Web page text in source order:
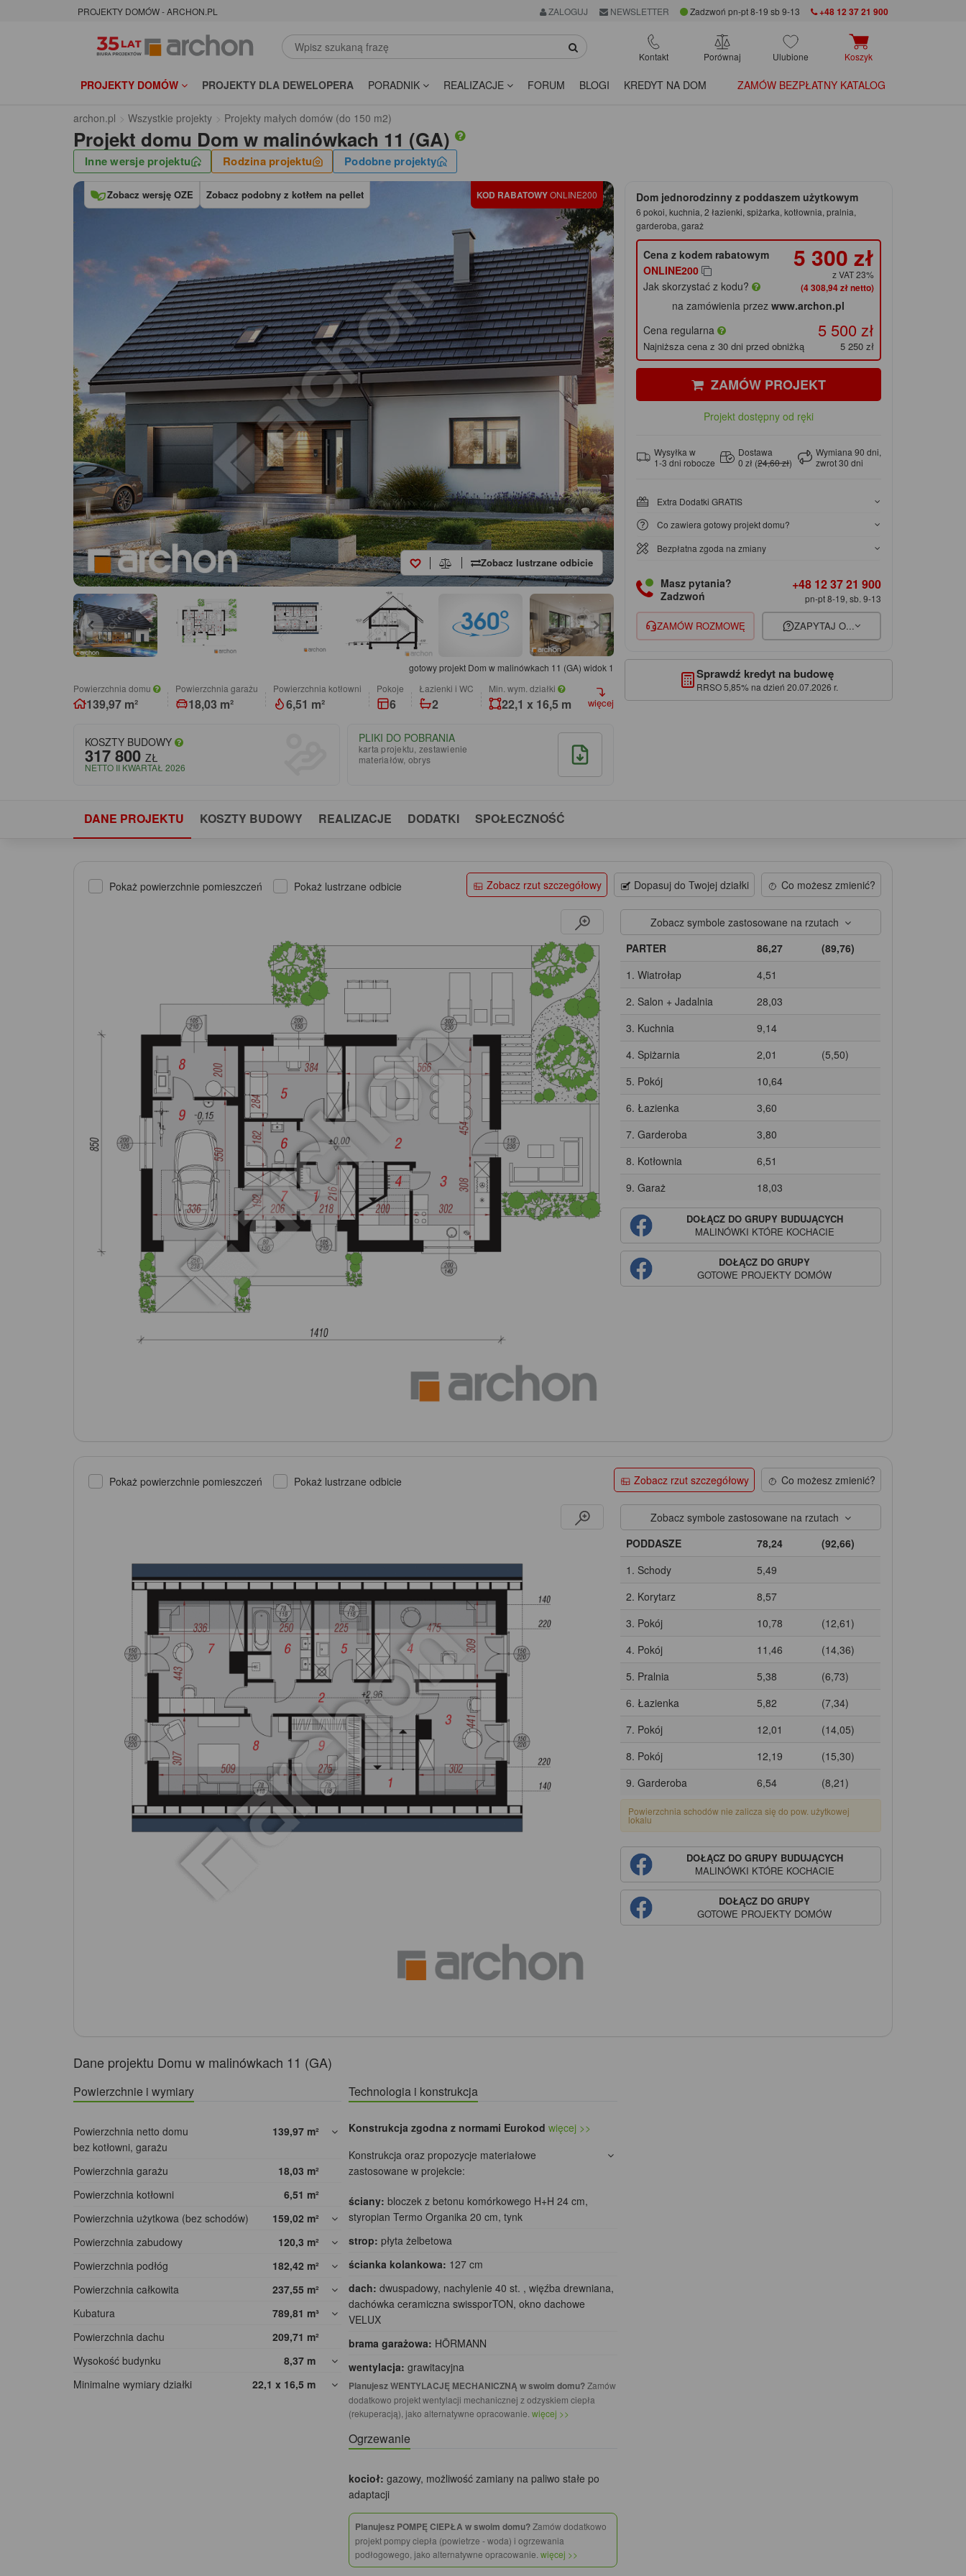
PROJEKTY DOMÓW - ARCHON.PL ZALOGUJ NEWSLETTER Zadzwoń pn-pt 8-19 sb 9-13 +48 12 37 21 900
Kontakt Porównaj Ulubione Koszyk
PROJEKTY DOMÓW PROJEKTY DLA DEWELOPERA PORADNIK REALIZACJE FORUM BLOGI KREDYT NA DOM ZAMÓW BEZPŁATNY KATALOG
archon.pl Wszystkie projekty Projekty małych domów (do 150 m2)
Projekt domu Dom w malinówkach 11 (GA)
Inne wersje projektu Rodzina projektu Podobne projekty
Zobacz wersję OZE Zobacz podobny z kotłem na pellet KOD RABATOWYONLINE200
Zobacz lustrzane odbicie
gotowy projekt Dom w malinówkach 11 (GA) widok 1
Powierzchnia domu
139,97 m²
Powierzchnia garażu
18,03 m²
Powierzchnia kotłowni
6,51 m²
pokoje
6
łazienki i WC
2
Min. wym. działki
22,1 x 16,5 m więcej
KOSZTY BUDOWY
317 800 ZŁ
NETTO II KWARTAŁ 2026
PLIKI DO POBRANIA
karta projektu, zestawienie
materiałów, obrys
Dom jednorodzinny z poddaszem użytkowym
6 pokoi, kuchnia, 2 łazienki, spiżarka, kotłownia, pralnia,
garderoba, garaż
Cena z kodem rabatowym
ONLINE200
Jak skorzystać z kodu?
5 300 zł
z VAT 23%
(4 308,94 zł netto)
na zamówienia przezwww.archon.pl
Cena regularna
5 500 zł
Najniższa cena z 30 dni przed obniżką 5 250 zł
ZAMÓW PROJEKT
Projekt dostępny od ręki
Wysyłka w
1-3 dni robocze
Dostawa
0 zł (24,60 zł)
Wymiana 90 dni,
zwrot 30 dni
Extra Dodatki GRATIS
Co zawiera gotowy projekt domu?
Bezpłatna zgoda na zmiany
Masz pytania?
Zadzwoń
+48 12 37 21 900
pn-pt 8-19, sb. 9-13
ZAMÓW ROZMOWĘ ZAPYTAJ O...
Sprawdź kredyt na budowę
RRSO 5,85% na dzień 20.07.2026 r.
DANE PROJEKTU KOSZTY BUDOWY REALIZACJE DODATKI SPOŁECZNOŚĆ
Pokaż powierzchnie pomieszczeń Pokaż lustrzane odbicie Zobacz rzut szczegółowy Dopasuj do Twojej działki Co możesz zmienić?
Zobacz symbole zastosowane na rzutach
PARTER
86,27
(89,76)
1. Wiatrołap
4,51
2. Salon + Jadalnia
28,03
3. Kuchnia
9,14
4. Spiżarnia
2,01
(5,50)
5. Pokój
10,64
6. Łazienka
3,60
7. Garderoba
3,80
8. Kotłownia
6,51
9. Garaż
18,03
DOŁĄCZ DO GRUPY BUDUJĄCYCH
MALINÓWKI KTÓRE KOCHACIE
DOŁĄCZ DO GRUPY
GOTOWE PROJEKTY DOMÓW
Pokaż powierzchnie pomieszczeń Pokaż lustrzane odbicie Zobacz rzut szczegółowy Co możesz zmienić?
Zobacz symbole zastosowane na rzutach
PODDASZE
78,24
(92,66)
1. Schody
5,49
2. Korytarz
8,57
3. Pokój
10,78
(12,61)
4. Pokój
11,46
(14,36)
5. Pralnia
5,38
(6,73)
6. Łazienka
5,82
(7,34)
7. Pokój
12,01
(14,05)
8. Pokój
12,19
(15,30)
9. Garderoba
6,54 (8,21)
Powierzchnia schodów nie zalicza się do pow. użytkowej
lokalu
DOŁĄCZ DO GRUPY BUDUJĄCYCH
MALINÓWKI KTÓRE KOCHACIE
DOŁĄCZ DO GRUPY
GOTOWE PROJEKTY DOMÓW
Dane projektu Domu w malinówkach 11 (GA)
Powierzchnie i wymiary
Powierzchnia netto domu
bez kotłowni, garażu
139,97 m²
Powierzchnia garażu 18,03 m²
Powierzchnia kotłowni
6,51 m²
Powierzchnia użytkowa (bez schodów)
159,02 m²
Powierzchnia zabudowy
120,3 m²
Powierzchnia podłóg
182,42 m²
Powierzchnia całkowita
237,55 m²
Kubatura
789,81 m³
Powierzchnia dachu
209,71 m²
Wysokość budynku
8,37 m
Minimalne wymiary działki
22,1 x 16,5 m
Technologia i konstrukcja
Konstrukcja zgodna z normami Eurokod więcej >>
Konstrukcja oraz propozycje materiałowe
zastosowane w projekcie:
ściany: bloczek z betonu komórkowego H+H 24 cm,
styropian Termo Organika 20 cm, tynk
strop: płyta żelbetowa
ścianka kolankowa: 127 cm
dach: dwuspadowy, nachylenie 40 st. , więźba drewniana,
dachówka ceramiczna swissporTON, okno dachowe
VELUX
brama garażowa: HÖRMANN
wentylacja: grawitacyjna
Planujesz WENTYLACJĘ MECHANICZNĄ w swoim domu?Zamów
dodatkowo projekt wentylacji mechanicznej z odzyskiem ciepła
(rekuperacją), jako alternatywne opracowanie.więcej >>
Ogrzewanie
kocioł: gazowy, możliwość zamiany na paliwo stałe po
adaptacji
Planujesz POMPĘ CIEPŁA w swoim domu?Zamów dodatkowo
projekt pompy ciepła (powietrze - woda) i ogrzewania
podłogowego, jako alternatywne opracowanie.więcej >>